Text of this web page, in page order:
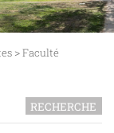
>Faculté
RECHERCHE